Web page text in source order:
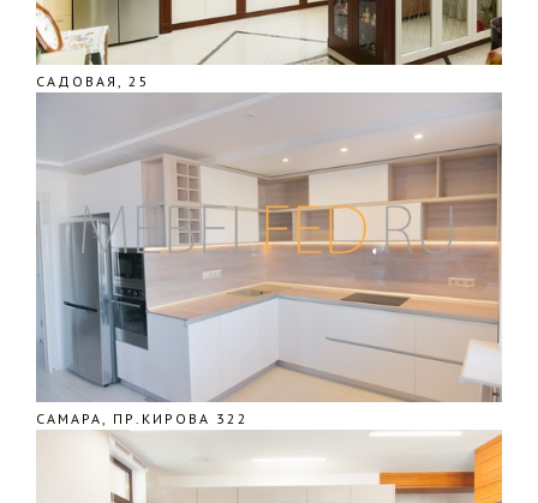
САДОВАЯ, 25
САМАРА, ПР.КИРОВА 322